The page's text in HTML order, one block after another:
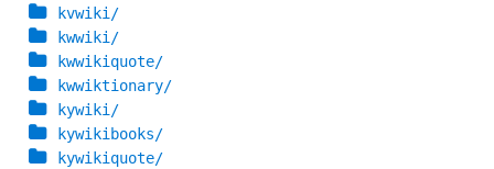
kvwiki/
kwwiki/
kwwikiquote/
kwwiktionary/
kywiki/
kywikibooks/
kywikiquote/